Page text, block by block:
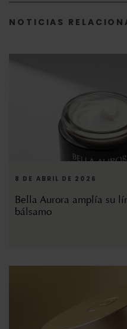
NOTICIAS
8 DE ABRIL DE 2026
Bella Aurora amplía su
bálsamo